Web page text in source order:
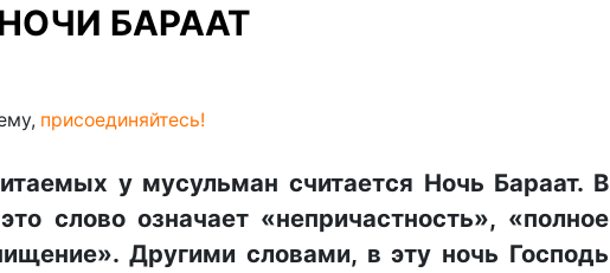
БАРААТ
присоединяйтесь!
у мусульман считается Ночь Бараат. В
слово означает «непричастность», «полное
Другими словами, в эту ночь Господь